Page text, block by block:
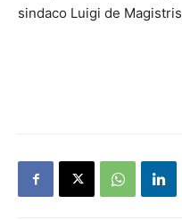
sindaco Luigi de